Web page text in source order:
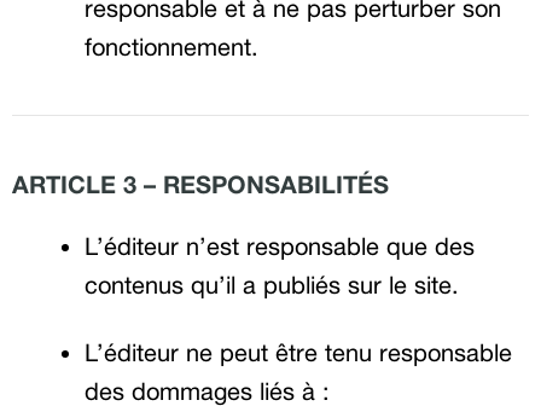
responsable et à ne pas perturber son
fonctionnement.
ARTICLE 3 – RESPONSABILITÉS
L’éditeur n’est responsable que des
contenus qu’il a publiés sur le site.
L’éditeur ne peut être tenu responsable
des dommages liés à :